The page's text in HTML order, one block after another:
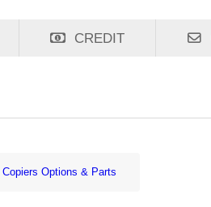
CREDIT
Сopiers Options & Parts